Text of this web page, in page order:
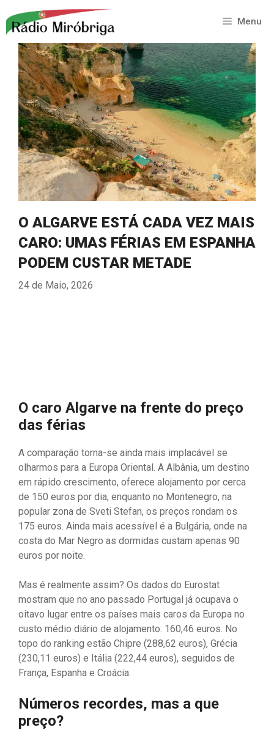
para
conteúdo
Menu
O ALGARVE ESTÁ CADA VEZ MAIS
CARO: UMAS FÉRIAS EM ESPANHA
PODEM CUSTAR METADE
24 de Maio, 2026
O caro Algarve na frente do preço
das férias
A comparação torna-se ainda mais implacável se
olharmos para a Europa Oriental. A Albânia, um destino
em rápido crescimento, oferece alojamento por cerca
de 150 euros por dia, enquanto no Montenegro, na
popular zona de Sveti Stefan, os preços rondam os
175 euros. Ainda mais acessível é a Bulgária, onde na
costa do Mar Negro as dormidas custam apenas 90
euros por noite.
Mas é realmente assim? Os dados do Eurostat
mostram que no ano passado Portugal já ocupava o
oitavo lugar entre os países mais caros da Europa no
custo médio diário de alojamento: 160,46 euros. No
topo do ranking estão Chipre (288,62 euros), Grécia
(230,11 euros) e Itália (222,44 euros), seguidos de
França, Espanha e Croácia.
Números recordes, mas a que
preço?